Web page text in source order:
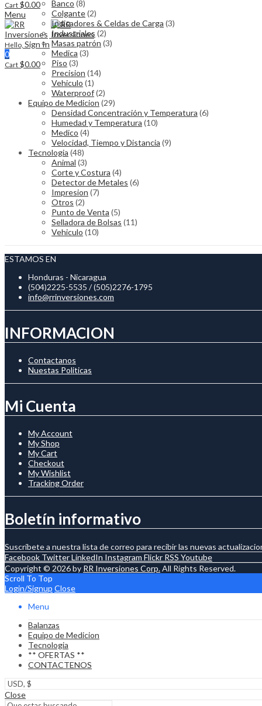
Cart $0.00
Menu
Hello, Sign In
0
Cart $0.00
Banco (8)
Colgante(2)
Indicadores & Celdas de Carga (3)
Industriales (2)
Masas patrón (3)
Medica (3)
Piso (3)
Precision (14)
Vehiculo (1)
Waterproof(2)
Equipo de Medicion (29)
Densidad Concentración y Temperatura (6)
Humedad y Temperatura (10)
Medico (4)
Velocidad, Tiempo y Distancia (9)
Tecnologia (48)
Animal (3)
Corte y Costura (4)
Detector de Metales (6)
Impresion (7)
Otros (2)
Punto de Venta (5)
Selladora de Bolsas (11)
Vehiculo (10)
ESTAMOS EN
Honduras - Nicaragua
(504)2225-5535 / (505)2276-1795
info@rrinversiones.com
INFORMACION
Contactanos
Nuestas Politicas
Mi Cuenta
My Account
My Shop
My Cart
Checkout
My Wishlist
Tracking Order
Boletín informativo
Suscríbete a nuestra lista de correo para recibir las nuevas
Facebook TwitterLinkedIn Instagram Flickr RSS Youtube
Copyright © 2026 by RR Inversiones Corp.All Rights Reserved.
Scroll To Top
Login/Signup Close
Menu
Balanzas
Equipo de Medicion
Tecnologia
** OFERTAS **
CONTACTENOS
Close